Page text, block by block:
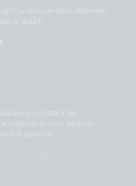
I nostri rivenditori altamente
di aiutarti.
o contatta il tuo
supporto tecnico dedicato,
o di garanzia.